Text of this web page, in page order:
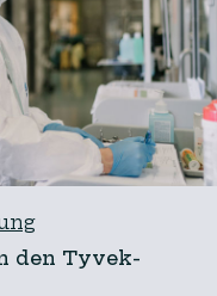
den Tyvek-